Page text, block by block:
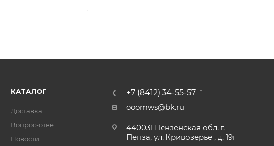
КАТАЛОГ
Доставка
Вопрос-ответ
Новости
+7 (8412) 34-55-57
ooomws@bk.ru
440031 Пензенская обл. г.
Пенза, ул. Кривозерье , д. 19г